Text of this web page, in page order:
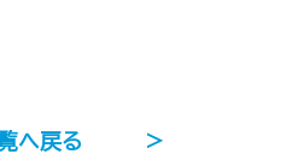
へ戻る ＞